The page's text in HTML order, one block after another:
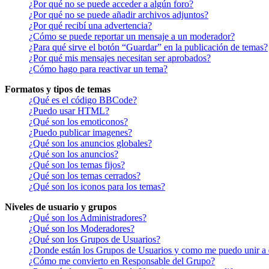
¿Por qué no se puede acceder a algún foro?
¿Por qué no se puede añadir archivos adjuntos?
¿Por qué recibí una advertencia?
¿Cómo se puede reportar un mensaje a un moderador?
¿Para qué sirve el botón “Guardar” en la publicación de temas?
¿Por qué mis mensajes necesitan ser aprobados?
¿Cómo hago para reactivar un tema?
Formatos y tipos de temas
¿Qué es el código BBCode?
¿Puedo usar HTML?
¿Qué son los emoticonos?
¿Puedo publicar imagenes?
¿Qué son los anuncios globales?
¿Qué son los anuncios?
¿Qué son los temas fijos?
¿Qué son los temas cerrados?
¿Qué son los iconos para los temas?
Niveles de usuario y grupos
¿Qué son los Administradores?
¿Qué son los Moderadores?
¿Qué son los Grupos de Usuarios?
¿Donde están los Grupos de Usuarios y como me puedo unir a
¿Cómo me convierto en Responsable del Grupo?